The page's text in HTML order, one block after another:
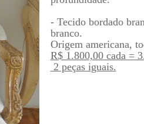
- Tecido bordado
branco.
Origem americana,
R$ 1.800,00 cada =
2 peças iguais.